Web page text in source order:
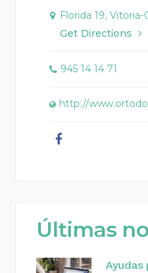
Florida 19, Vitoria-
Get Directions
945 14 14 71
http://
Últimas